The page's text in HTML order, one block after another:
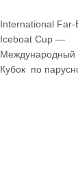
International Far-
Iceboat Cup —
Международный
Кубок по